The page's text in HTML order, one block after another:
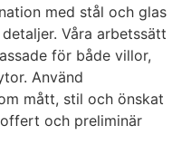
med stål och glas
Våra arbetssätt
för både villor,
Använd
mått, stil och önskat
och preliminär